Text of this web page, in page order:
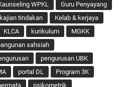
WPKL
Guru Penyayang
kajian tindakan
Kelab & kerjaya
KLCA kurikulum
MGKK
sahsiah
pengurusan UBK
portal DL
Program 3K
psikometrik